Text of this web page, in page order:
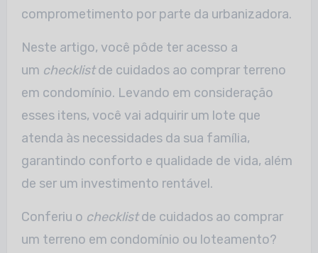
comprometimento por parte da urbanizadora.
Neste artigo, você pôde ter acesso a
um checklistde cuidados ao comprar terreno
em condomínio. Levando em consideração
esses itens, você vai adquirir um lote que
atenda às necessidades da sua família,
garantindo conforto e qualidade de vida, além
de ser um investimento rentável.
Conferiu o checklistde cuidados ao comprar
um terreno em condomínio ou loteamento?